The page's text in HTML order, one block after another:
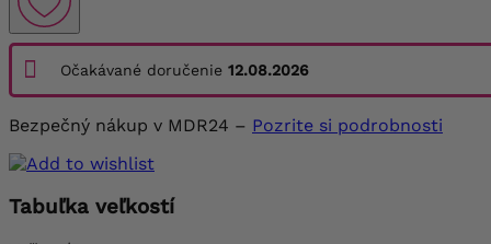
Očakávané doručenie 12.08.2026
Bezpečný nákup v MDR24 – Pozrite si podrobnosti
Tabuľka veľkostí